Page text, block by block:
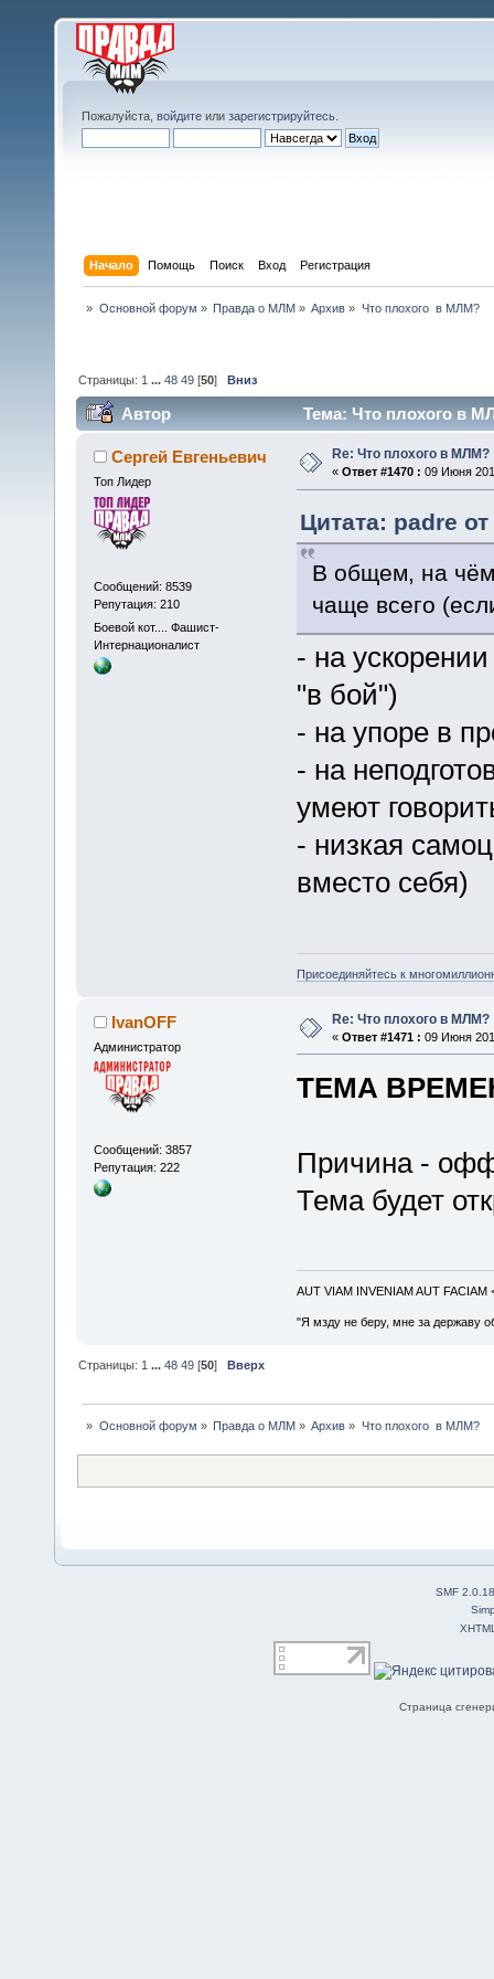
Пожалуйста, войдите или зарегистрируйтесь
Начало Помощь Поиск Вход Регистрация
» Основной форум » Правда о МЛМ » Архив » Что плохого  в МЛМ?
Страницы: 1 ...48 49 [50]Вниз
Автор Тема: Что плохого в
Сергей Евгеньевич
Топ Лидер
Сообщений: 8539
Репутация: 210
Боевой кот.... Фашист-
Интернационалист
Re: Что плохого в МЛМ?
« Ответ #1470 : 09 Июня
Цитата: padre
В общем, на
чаще всего
- на
"в бой")
- на упоре в
- на
умеют
- низкая
вместо себя)
Присоединяйтесь к
IvanOFF
Администратор
Сообщений: 3857
Репутация: 222
Re: Что плохого в МЛМ?
« Ответ #1471 : 09 Июня
ТЕМА
Причина -
Тема будет
AUT VIAM INVENIAM AUT FACIAM
"Я мзду не беру, мне за державу
Страницы: 1 ...48 49 [50]Вверх
» Основной форум » Правда о МЛМ» Архив » Что плохого  в МЛМ?
SMF 2.0.18
Страница